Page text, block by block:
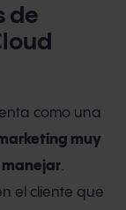
de
como una
muy
manejar.
el cliente que